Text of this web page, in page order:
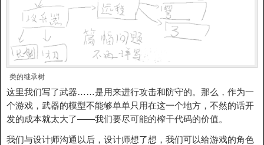
类的继承树
这里我们写了武器……是用来进行攻击和防守的。那么，作为一
个游戏，武器的模型不能够单单只用在这一个地方，不然的话开
发的成本就太大了——我们要尽可能的榨干代码的价值。
我们与设计师沟通以后，设计师想了想，我们可以给游戏的角色